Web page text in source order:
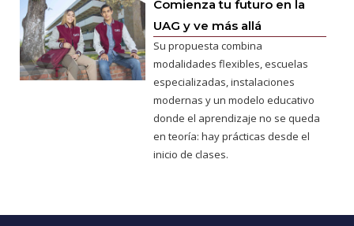
Comienza tu futuro en la
UAG y ve más allá
Su propuesta combina
modalidades flexibles, escuelas
especializadas, instalaciones
modernas y un modelo educativo
donde el aprendizaje no se queda
en teoría: hay prácticas desde el
inicio de clases.